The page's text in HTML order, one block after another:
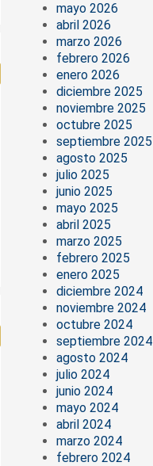
mayo 2026
abril 2026
marzo 2026
febrero 2026
enero 2026
diciembre 2025
noviembre 2025
octubre 2025
septiembre 2025
agosto 2025
julio 2025
junio 2025
mayo 2025
abril 2025
marzo 2025
febrero 2025
enero 2025
diciembre 2024
noviembre 2024
octubre 2024
septiembre 2024
agosto 2024
julio 2024
junio 2024
mayo 2024
abril 2024
marzo 2024
febrero 2024